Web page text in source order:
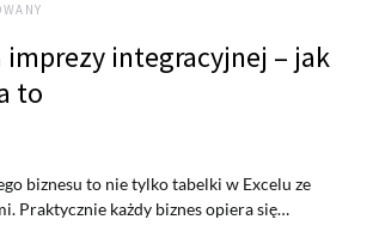
imprezy integracyjnej – jak
to
biznesu to nie tylko tabelki w Excelu ze
Praktycznie każdy biznes opiera się…